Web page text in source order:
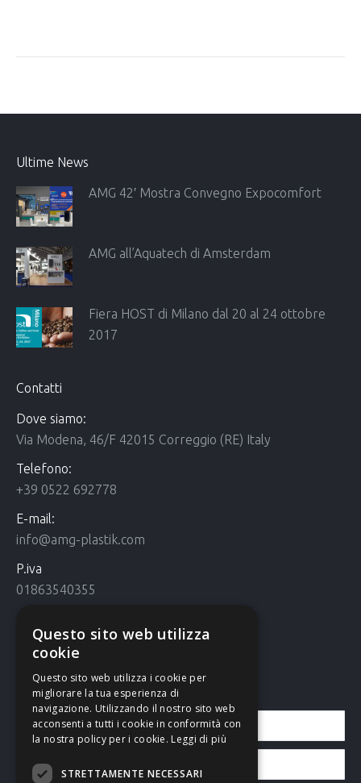
Ultime News
AMG 42′ Mostra Convegno Expocomfort
AMG all’Aquatech di Amsterdam
Fiera HOST di Milano dal 20 al 24 ottobre
2017
Contatti
Dove siamo:
Via Modena, 46/F 42015 Correggio (RE) Italy
Telefono:
+39 0522 692778
E-mail:
info@amg-plastik.com
P.iva
01863540355
Cookie policy
Contattaci
Questo sito web utilizza
cookie
Questo sito web utilizza i cookie per
migliorare la tua esperienza di
navigazione. Utilizzando il nostro sito web
acconsenti a tutti i cookie in conformità con
la nostra policy per i cookie. Leggi di più
STRETTAMENTE NECESSARI